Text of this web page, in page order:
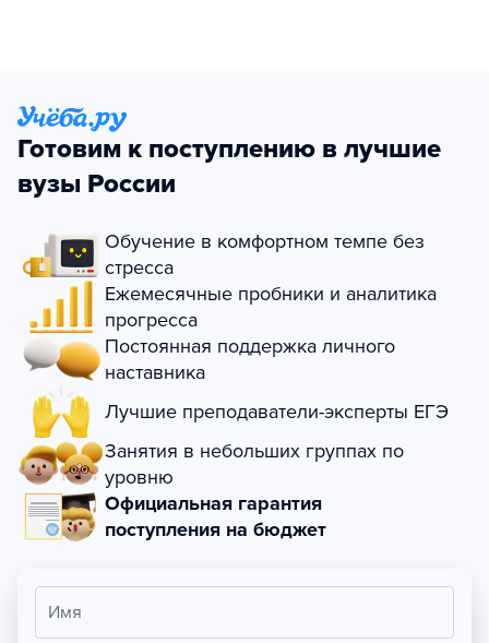
Готовим к поступлению в лучшие
вузы России
Обучение в комфортном темпе без
стресса
Ежемесячные пробники и аналитика
прогресса
Постоянная поддержка личного
наставника
Лучшие преподаватели-эксперты ЕГЭ
Занятия в небольших группах по
уровню
Официальная гарантия
поступления на бюджет
Имя